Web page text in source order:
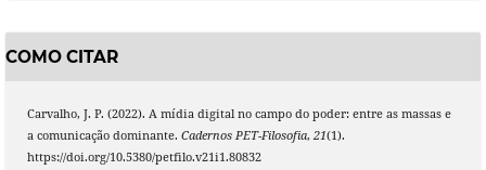
COMO CITAR
Carvalho, J. P. (2022). A mídia digital no campo do poder: entre as massas e
a comunicação dominante. Cadernos PET-Filosofia, 21(1).
https://doi.org/10.5380/petfilo.v21i1.80832